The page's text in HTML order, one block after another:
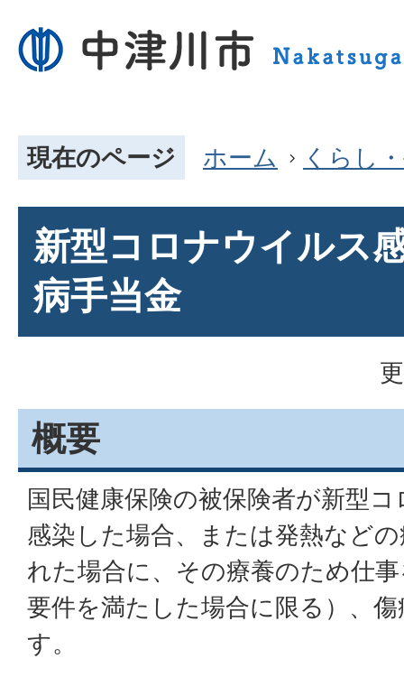
現在のページ ホーム くらし
新型コロナウイルス
病手当金
概要
国民健康保険の被保険者が新型
感染した場合、または発熱など
れた場合に、その療養のため仕
要件を満たした場合に限る）、
す。